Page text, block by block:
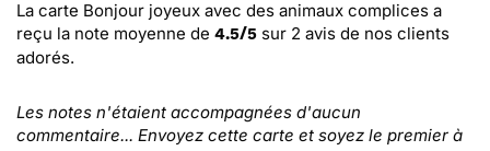
La carte Bonjour joyeux avec des animaux complices a
reçu la note moyenne de 4.5/5 sur 2 avis de nos clients
adorés.
Les notes n'étaient accompagnées d'aucun
commentaire... Envoyez cette carte et soyez le premier à